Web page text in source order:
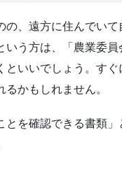
の、遠方に住んでい
いう方は、「農業委
といいでしょう。す
かもしれません。
とを確認できる書類